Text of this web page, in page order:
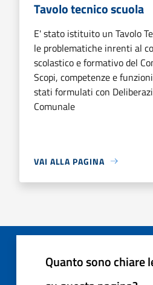
Tavolo tecnico scuola
E' stato istituito un Tavolo
le problematiche inrenti al
scolastico e formativo del
Scopi, competenze e
stati formulati con
Comunale
VAI ALLA PAGINA
Quanto sono chiare